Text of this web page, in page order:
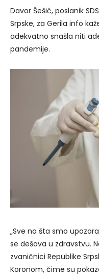
Davor Šešić, poslanik
Srpske, za Gerila info
adekvatno snašla niti
pandemije.
„Sve na šta smo
se dešava u zdravstvu.
zvaničnici Republike
Koronom, čime su